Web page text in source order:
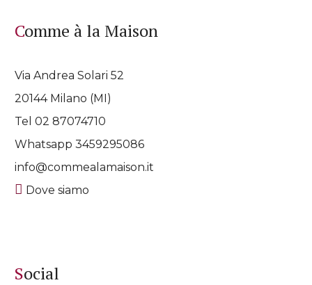
Comme à la Maison
Via Andrea Solari 52
20144 Milano (MI)
Tel 02 87074710
Whatsapp3459295086
info@commealamaison.it
Dove siamo
Social